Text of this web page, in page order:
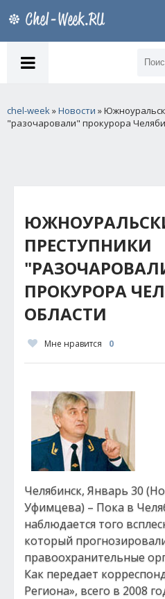
chel-week»Новости »
"разочаровали" прокурора
ПРЕСТУПНИКИ
ПРОКУРОРА
ОБЛАСТИ
Мне нравится 0
Челябинск, Январь 30
Уфимцева) – Пока в
наблюдается того
который
правоохранительные
Как передает
Региона», всего в 2008